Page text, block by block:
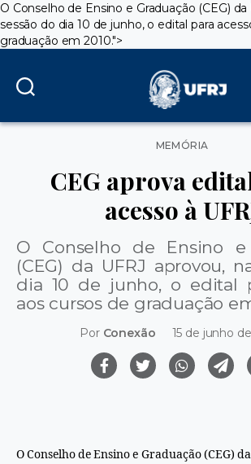
O Conselho de Ensino e Graduação (CEG)
sessão do dia 10 de junho, o edital para
graduação em 2010.">
Categorias
MEMÓRIA
CEG aprova
acesso à
O Conselho de Ensino e
(CEG) da UFRJ aprovou,
dia 10 de junho, o edital
aos cursos de graduação
Por Conexão 15 de junho
O Conselho de Ensino e Graduação (CEG)